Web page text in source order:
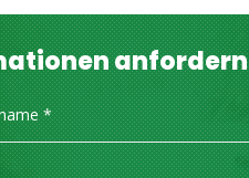
anfordern